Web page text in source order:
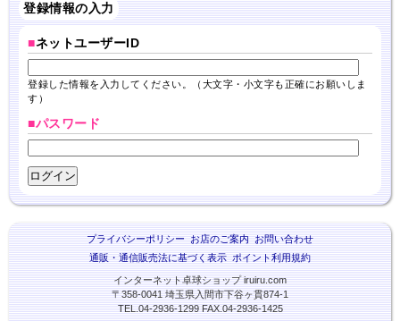
登録情報の入力
■ネットユーザーID
登録した情報を入力してください。（大文字・小文字も正確にお願いしま
す）
■パスワード
プライバシーポリシー お店のご案内 お問い合わせ
通販・通信販売法に基づく表示 ポイント利用規約
インターネット卓球ショップ iruiru.com
〒358-0041 埼玉県入間市下谷ヶ貫874-1
TEL.04-2936-1299 FAX.04-2936-1425